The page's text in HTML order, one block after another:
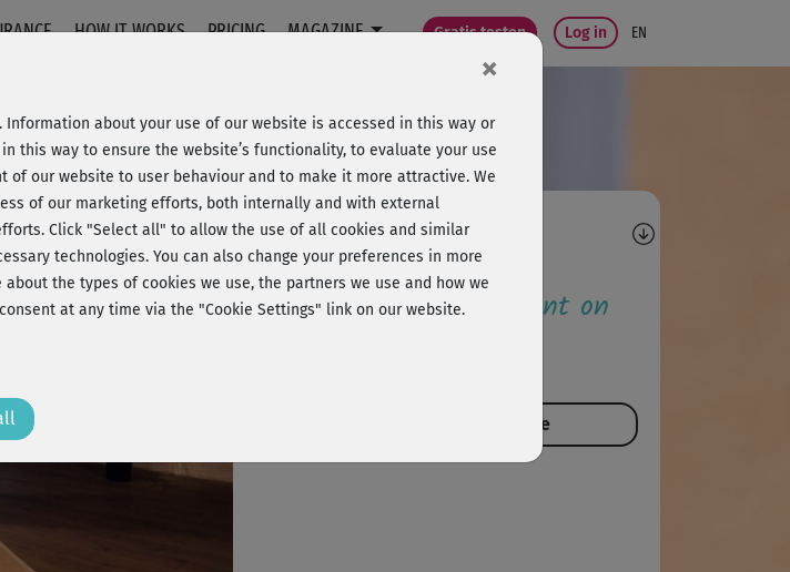
HOW IT WORKS PRICING MAGAZINE Gratis testen Log in EN
Body
20% Rabatt + Wunsch-Goodie
Comments
Be the first to comment on
comment on this course
×
about your use of our website is accessed in this way or
this way to ensure the website’s functionality, to evaluate your use
our website to user behaviour and to make it more attractive. We
of our marketing efforts, both internally and with external
Click "Select all" to allow the use of all cookies and similar
technologies. You can also change your preferences in more
the types of cookies we use, the partners we use and how we
at any time via the "Cookie Settings" link on our website.